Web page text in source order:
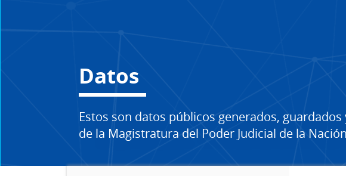
Datos
Estos son datos públicos generados,
de la Magistratura del Poder Judicial de la Nación